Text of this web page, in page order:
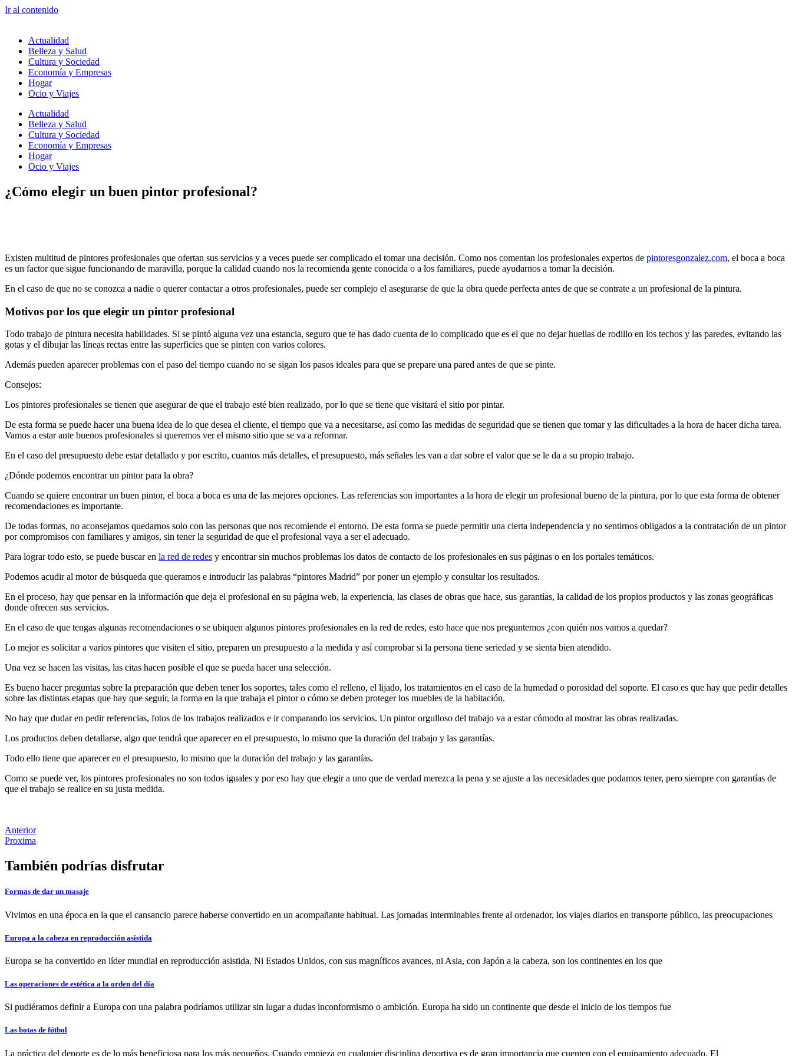
Ir al contenido
Actualidad
Belleza y Salud
Cultura y Sociedad
Economía y Empresas
Hogar
Ocio y Viajes
Actualidad
Belleza y Salud
Cultura y Sociedad
Economía y Empresas
Hogar
Ocio y Viajes
¿Cómo elegir un buen pintor profesional?
Existen multitud de pintores profesionales que ofertan sus servicios y a veces puede ser complicado el tomar una decisión. Como nos comentan los profesionales expertos de pintoresgonzalez.com, el boca a boca
es un factor que sigue funcionando de maravilla, porque la calidad cuando nos la recomienda gente conocida o a los familiares, puede ayudarnos a tomar la decisión.
En el caso de que no se conozca a nadie o querer contactar a otros profesionales, puede ser complejo el asegurarse de que la obra quede perfecta antes de que se contrate a un profesional de la pintura.
Motivos por los que elegir un pintor profesional
Todo trabajo de pintura necesita habilidades. Si se pintó alguna vez una estancia, seguro que te has dado cuenta de lo complicado que es el que no dejar huellas de rodillo en los techos y las paredes, evitando las
gotas y el dibujar las líneas rectas entre las superficies que se pinten con varios colores.
Además pueden aparecer problemas con el paso del tiempo cuando no se sigan los pasos ideales para que se prepare una pared antes de que se pinte.
Consejos:
Los pintores profesionales se tienen que asegurar de que el trabajo esté bien realizado, por lo que se tiene que visitará el sitio por pintar.
De esta forma se puede hacer una buena idea de lo que desea el cliente, el tiempo que va a necesitarse, así como las medidas de seguridad que se tienen que tomar y las dificultades a la hora de hacer dicha tarea.
Vamos a estar ante buenos profesionales si queremos ver el mismo sitio que se va a reformar.
En el caso del presupuesto debe estar detallado y por escrito, cuantos más detalles, el presupuesto, más señales les van a dar sobre el valor que se le da a su propio trabajo.
¿Dónde podemos encontrar un pintor para la obra?
Cuando se quiere encontrar un buen pintor, el boca a boca es una de las mejores opciones. Las referencias son importantes a la hora de elegir un profesional bueno de la pintura, por lo que esta forma de obtener
recomendaciones es importante.
De todas formas, no aconsejamos quedarnos solo con las personas que nos recomiende el entorno. De esta forma se puede permitir una cierta independencia y no sentirnos obligados a la contratación de un pintor
por compromisos con familiares y amigos, sin tener la seguridad de que el profesional vaya a ser el adecuado.
Para lograr todo esto, se puede buscar en la red de redes y encontrar sin muchos problemas los datos de contacto de los profesionales en sus páginas o en los portales temáticos.
Podemos acudir al motor de búsqueda que queramos e introducir las palabras “pintores Madrid” por poner un ejemplo y consultar los resultados.
En el proceso, hay que pensar en la información que deja el profesional en su página web, la experiencia, las clases de obras que hace, sus garantías, la calidad de los propios productos y las zonas geográficas
donde ofrecen sus servicios.
En el caso de que tengas algunas recomendaciones o se ubiquen algunos pintores profesionales en la red de redes, esto hace que nos preguntemos ¿con quién nos vamos a quedar?
Lo mejor es solicitar a varios pintores que visiten el sitio, preparen un presupuesto a la medida y así comprobar si la persona tiene seriedad y se sienta bien atendido.
Una vez se hacen las visitas, las citas hacen posible el que se pueda hacer una selección.
Es bueno hacer preguntas sobre la preparación que deben tener los soportes, tales como el relleno, el lijado, los tratamientos en el caso de la humedad o porosidad del soporte. El caso es que hay que pedir detalles
sobre las distintas etapas que hay que seguir, la forma en la que trabaja el pintor o cómo se deben proteger los muebles de la habitación.
No hay que dudar en pedir referencias, fotos de los trabajos realizados e ir comparando los servicios. Un pintor orgulloso del trabajo va a estar cómodo al mostrar las obras realizadas.
Los productos deben detallarse, algo que tendrá que aparecer en el presupuesto, lo mismo que la duración del trabajo y las garantías.
Todo ello tiene que aparecer en el presupuesto, lo mismo que la duración del trabajo y las garantías.
Como se puede ver, los pintores profesionales no son todos iguales y por eso hay que elegir a uno que de verdad merezca la pena y se ajuste a las necesidades que podamos tener, pero siempre con garantías de
que el trabajo se realice en su justa medida.
Anterior
Proxima
También podrías disfrutar
Formas de dar un masaje
Vivimos en una época en la que el cansancio parece haberse convertido en un acompañante habitual. Las jornadas interminables frente al ordenador, los viajes diarios en transporte público, las preocupaciones
Europa a la cabeza en reproducción asistida
Europa se ha convertido en líder mundial en reproducción asistida. Ni Estados Unidos, con sus magníficos avances, ni Asia, con Japón a la cabeza, son los continentes en los que
Las operaciones de estética a la orden del día
Si pudiéramos definir a Europa con una palabra podríamos utilizar sin lugar a dudas inconformismo o ambición. Europa ha sido un continente que desde el inicio de los tiempos fue
Las botas de fútbol
La práctica del deporte es de lo más beneficiosa para los más pequeños. Cuando empieza en cualquier disciplina deportiva es de gran importancia que cuenten con el equipamiento adecuado. El